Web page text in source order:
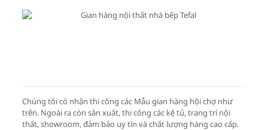
Chúng tôi có nhận thi công các Mẫu gian hàng hội chợ như
trên. Ngoài ra còn sản xuất, thi công các kệ tủ, trang trí nội
thất, showroom, đảm bảo uy tín và chất lượng hàng cao cấp.